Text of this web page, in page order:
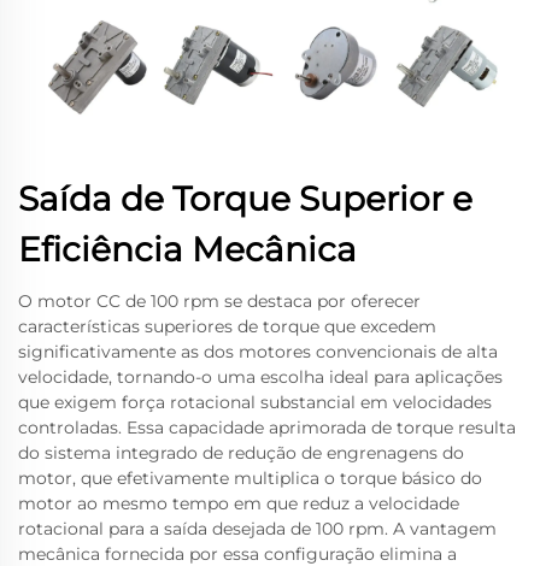
Saída de Torque Superior e
Eficiência Mecânica
O motor CC de 100 rpm se destaca por oferecer
características superiores de torque que excedem
significativamente as dos motores convencionais de alta
velocidade, tornando-o uma escolha ideal para aplicações
que exigem força rotacional substancial em velocidades
controladas. Essa capacidade aprimorada de torque resulta
do sistema integrado de redução de engrenagens do
motor, que efetivamente multiplica o torque básico do
motor ao mesmo tempo em que reduz a velocidade
rotacional para a saída desejada de 100 rpm. A vantagem
mecânica fornecida por essa configuração elimina a